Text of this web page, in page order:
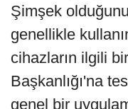
Şimşek
genellikle
cihazların ilgili
Başkanlığı'na
genel bir